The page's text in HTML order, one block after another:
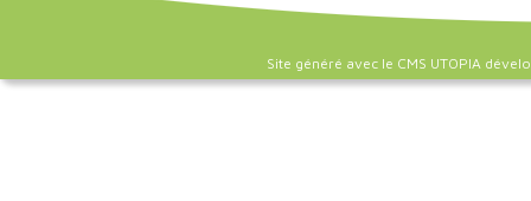
Site généré avec le CMS UTOPIA